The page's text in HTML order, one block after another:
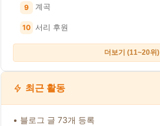
9 계곡
10 서리 후원
더보기 (11~20위)
최근 활동
• 블로그 글 73개 등록